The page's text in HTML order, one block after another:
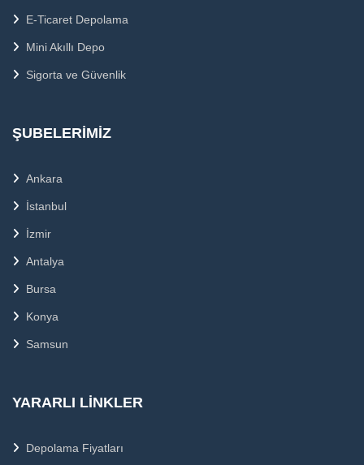
E-Ticaret Depolama
Mini Akıllı Depo
Sigorta ve Güvenlik
ŞUBELERIMIZ
Ankara
İstanbul
İzmir
Antalya
Bursa
Konya
Samsun
YARARLI LINKLER
Depolama Fiyatları